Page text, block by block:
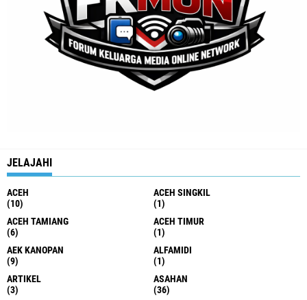
JELAJAHI
ACEH
(10)
ACEH SINGKIL
(1)
ACEH TAMIANG
(6)
ACEH TIMUR
(1)
AEK KANOPAN
(9)
ALFAMIDI
(1)
ARTIKEL
(3)
ASAHAN
(36)